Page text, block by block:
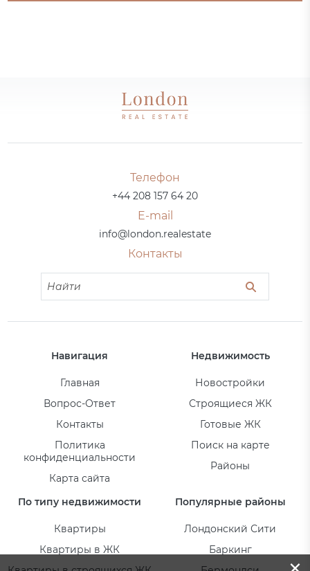
Телефон
+44 208 157 64 20
E-mail
info@london.realestate
Контакты
Навигация
Главная
Вопрос-Ответ
Контакты
Политика
конфиденциальности
Карта сайта
Недвижимость
Новостройки
Строящиеся ЖК
Готовые ЖК
Поиск на карте
Районы
По типу недвижимости
Квартиры
Квартиры в ЖК
Популярные районы
Лондонский Сити
Баркинг